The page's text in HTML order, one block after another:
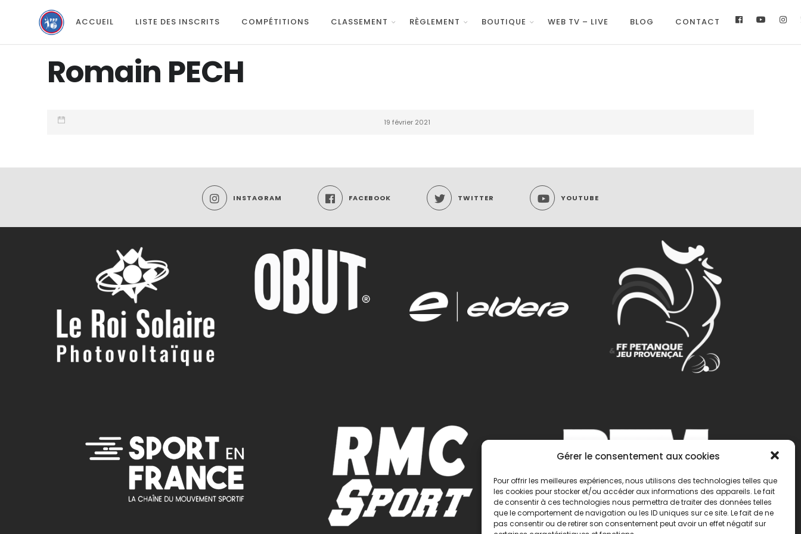
Gérer le consentement aux cookies
Pour offrir les meilleures expériences, nous utilisons des technologies telles que
les cookies pour stocker et/ou accéder aux informations des appareils. Le fait
de consentir à ces technologies nous permettra de traiter des données telles
que le comportement de navigation ou les ID uniques sur ce site. Le fait de ne
pas consentir ou de retirer son consentement peut avoir un effet négatif sur
ACCUEIL LISTE DES INSCRITS COMPÉTITIONS CLASSEMENT RÈGLEMENT BOUTIQUE WEB TV – LIVE BLOG CONTACT
Romain PECH
19 février 2021
INSTAGRAM FACEBOOK TWITTER YOUTUBE